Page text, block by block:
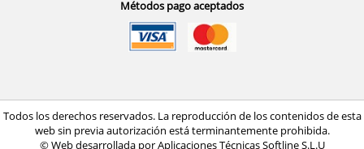
Métodos pago aceptados
Todos los derechos reservados. La reproducción de los contenidos de esta
web sin previa autorización está terminantemente prohibida.
© Web desarrollada por Aplicaciones Técnicas Softline S.L.U